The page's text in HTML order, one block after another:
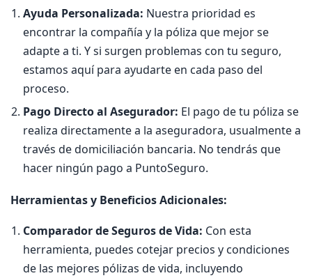
Ayuda Personalizada: Nuestra prioridad es
encontrar la compañía y la póliza que mejor se
adapte a ti. Y si surgen problemas con tu seguro,
estamos aquí para ayudarte en cada paso del
proceso.
Pago Directo al Asegurador: El pago de tu póliza se
realiza directamente a la aseguradora, usualmente a
través de domiciliación bancaria. No tendrás que
hacer ningún pago a PuntoSeguro.
Herramientas y Beneficios Adicionales:
Comparador de Seguros de Vida: Con esta
herramienta, puedes cotejar precios y condiciones
de las mejores pólizas de vida, incluyendo